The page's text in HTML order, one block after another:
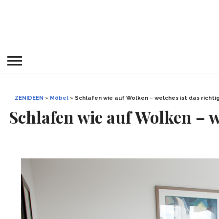
ZENIDEEN » Möbel » Schlafen wie auf Wolken – welches ist das
Schlafen wie auf Wolken –